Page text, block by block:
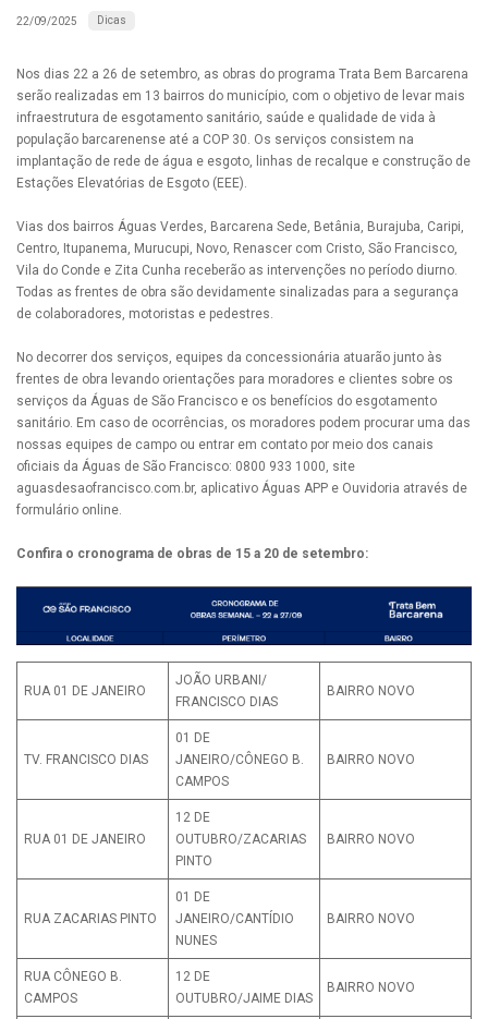
22/09/2025 Dicas
Nos dias 22 a 26 de setembro, as obras do programa Trata Bem Barcarena
serão realizadas em 13 bairros do município, com o objetivo de levar mais
infraestrutura de esgotamento sanitário, saúde e qualidade de vida à
população barcarenense até a COP 30. Os serviços consistem na
implantação de rede de água e esgoto, linhas de recalque e construção de
Estações Elevatórias de Esgoto (EEE).
Vias dos bairros Águas Verdes, Barcarena Sede, Betânia, Burajuba, Caripi,
Centro, Itupanema, Murucupi, Novo, Renascer com Cristo, São Francisco,
Vila do Conde e Zita Cunha receberão as intervenções no período diurno.
Todas as frentes de obra são devidamente sinalizadas para a segurança
de colaboradores, motoristas e pedestres.
No decorrer dos serviços, equipes da concessionária atuarão junto às
frentes de obra levando orientações para moradores e clientes sobre os
serviços da Águas de São Francisco e os benefícios do esgotamento
sanitário. Em caso de ocorrências, os moradores podem procurar uma das
nossas equipes de campo ou entrar em contato por meio dos canais
oficiais da Águas de São Francisco: 0800 933 1000, site
aguasdesaofrancisco.com.br, aplicativo Águas APP e Ouvidoria através de
formulário online.
Confira o cronograma de obras de 15 a 20 de setembro:
RUA 01 DE JANEIRO
JOÃO URBANI/
FRANCISCO DIAS
BAIRRO NOVO
TV. FRANCISCO DIAS
01 DE
JANEIRO/CÔNEGO B.
CAMPOS
BAIRRO NOVO
RUA 01 DE JANEIRO
12 DE
OUTUBRO/ZACARIAS
PINTO
BAIRRO NOVO
RUA ZACARIAS PINTO
01 DE
JANEIRO/CANTÍDIO
NUNES
BAIRRO NOVO
RUA CÔNEGO B.
CAMPOS
12 DE
OUTUBRO/JAIME DIAS
BAIRRO NOVO